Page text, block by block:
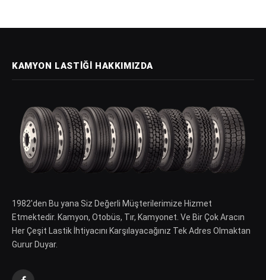
KAMYON LASTIĞI HAKKIMIZDA
1982′den Bu yana Siz Değerli Müşterilerimize Hizmet
Etmektedir. Kamyon, Otobüs, Tır, Kamyonet. Ve Bir Çok Aracın
Her Çeşit Lastik İhtiyacını Karşılayacağınız Tek Adres Olmaktan
Gurur Duyar.